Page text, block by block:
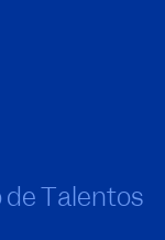
de Talentos